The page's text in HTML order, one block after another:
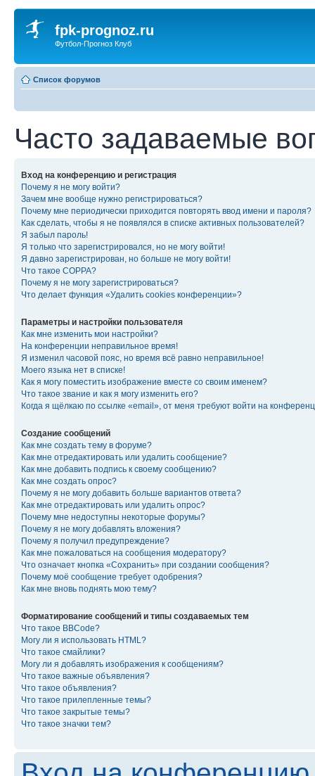
fpk-prognoz.ru
Футбол-Прогноз Клуб
Список форумов
Часто задаваемые
Вход на конференцию и регистрация
Почему я не могу войти?
Зачем мне вообще нужно регистрироваться?
Почему мне периодически приходится повторять ввод имени и пароля?
Как сделать, чтобы я не появлялся в списке активных пользователей?
Я забыл пароль!
Я только что зарегистрировался, но не могу войти!
Я давно зарегистрирован, но больше не могу войти!
Что такое COPPA?
Почему я не могу зарегистрироваться?
Что делает функция «Удалить cookies конференции»?
Параметры и настройки пользователя
Как мне изменить мои настройки?
На конференции неправильное время!
Я изменил часовой пояс, но время всё равно неправильное!
Моего языка нет в списке!
Как я могу поместить изображение вместе со своим именем?
Что такое звание и как я могу изменить его?
Когда я щёлкаю по ссылке «email», от меня требуют войти на
Создание сообщений
Как мне создать тему в форуме?
Как мне отредактировать или удалить сообщение?
Как мне добавить подпись к своему сообщению?
Как мне создать опрос?
Почему я не могу добавить больше вариантов ответа?
Как мне отредактировать или удалить опрос?
Почему мне недоступны некоторые форумы?
Почему я не могу добавлять вложения?
Почему я получил предупреждение?
Как мне пожаловаться на сообщения модератору?
Что означает кнопка «Сохранить» при создании сообщения?
Почему моё сообщение требует одобрения?
Как мне вновь поднять мою тему?
Форматирование сообщений и типы создаваемых тем
Что такое BBCode?
Могу ли я использовать HTML?
Что такое смайлики?
Могу ли я добавлять изображения к сообщениям?
Что такое важные объявления?
Что такое объявления?
Что такое прилепленные темы?
Что такое закрытые темы?
Что такое значки тем?